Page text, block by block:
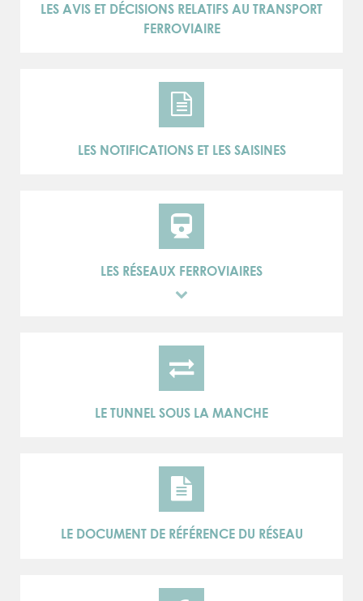
LES AVIS ET DÉCISIONS RELATIFS AU TRANSPORT
FERROVIAIRE
LES NOTIFICATIONS ET LES SAISINES
LES RÉSEAUX FERROVIAIRES
LE TUNNEL SOUS LA MANCHE
LE DOCUMENT DE RÉFÉRENCE DU RÉSEAU